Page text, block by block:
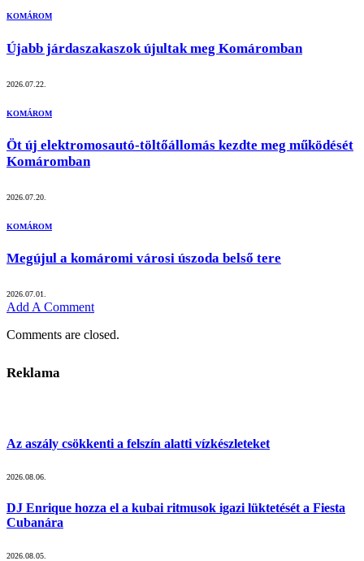
KOMÁROM
Újabb járdaszakaszok újultak meg Komáromban
2026.07.22.
KOMÁROM
Öt új elektromosautó-töltőállomás kezdte meg működését
Komáromban
2026.07.20.
KOMÁROM
Megújul a komáromi városi úszoda belső tere
2026.07.01.
Add A Comment
Comments are closed.
Reklama
Az aszály csökkenti a felszín alatti vízkészleteket
2026.08.06.
DJ Enrique hozza el a kubai ritmusok igazi lüktetését a Fiesta
Cubanára
2026.08.05.